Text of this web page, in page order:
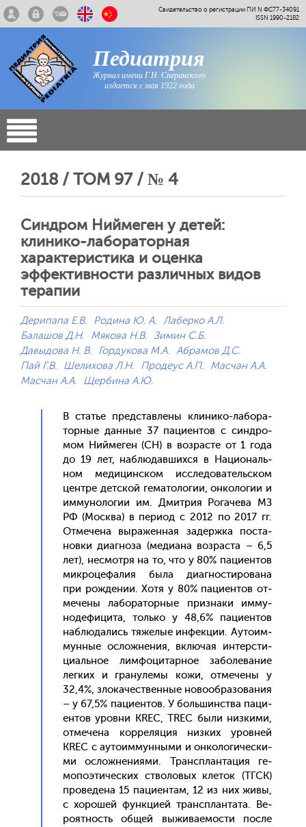
Свидетельство о регистрации ПИ N ФС77-34091
ISSN 1990-2182
Педиатрия
Журнал имени Г.Н. Сперанского
издается с мая 1922 года
2018 / ТОМ 97 / № 4
Синдром Ниймеген у детей:
клинико-лабораторная
характеристика и оценка
эффективности различных видов
терапии
Дерипапа Е.В. Родина Ю. А. Лаберко А.Л.
Балашов Д.Н.
Мякова Н.В.
Зимин С.Б.
Давыдова Н. В.
Гордукова М.А. Абрамов Д.С.
Пай Г.В.
Шелихова Л.Н. Продеус А.П.
Масчан А.А.
Масчан А.А.
Щербина А.Ю.
В статье пред­став­ле­ны кли­нико-ла­бора­
тор­ные дан­ные 37 па­ци­ен­тов с син­дро­
мом Ний­ме­ген (СН) в воз­расте от 1 го­да
до 19 лет, наб­лю­дав­шихся в На­ци­ональ­
ном ме­дицин­ском ис­сле­дова­тель­ском
цен­тре дет­ской ге­мато­логии, он­ко­логии и
им­му­ноло­гии им. Дмит­рия Ро­гаче­ва МЗ
РФ (Мос­ква) в пе­ри­од с 2012 по 2017 гг.
От­ме­чена вы­ражен­ная за­дер­жка пос­та­
нов­ки ди­аг­но­за (ме­ди­ана воз­раста – 6,5
лет), нес­мотря на то, что у 80% па­ци­ен­тов
мик­ро­цефа­лия бы­ла ди­аг­ности­рова­на
при рож­де­нии. Хо­тя у 80% па­ци­ен­тов от­
ме­чены ла­бора­тор­ные приз­на­ки им­му­
ноде­фици­та, толь­ко у 48,6% па­ци­ен­тов
наб­лю­дались тя­желые ин­фекции. А­уто­им­
мунные ос­ложне­ния, вклю­чая ин­тер­сти­
ци­аль­ное лим­фо­цитар­ное за­боле­вание
лег­ких и гра­нуле­мы ко­жи, от­ме­чены у
32,4%, зло­качес­твен­ные но­во­об­ра­зова­ния
– у 67,5% па­ци­ен­тов. У боль­шинс­тва па­ци­
ен­тов уров­ни KREC, TREC бы­ли низ­ки­ми,
от­ме­чена кор­ре­ляция низ­ких уров­ней
KREC с а­уто­им­мунны­ми и он­ко­логи­чес­ки­
ми ос­ложне­ни­ями. Транс­план­та­ция ге­
мопо­эти­чес­ких ство­ловых кле­ток (ТГСК)
про­веде­на 15 па­ци­ен­там, 12 из них жи­вы,
с хо­рошей фун­кци­ей транс­план­та­та. Ве­
ро­ят­ность об­щей вы­жива­емос­ти пос­ле